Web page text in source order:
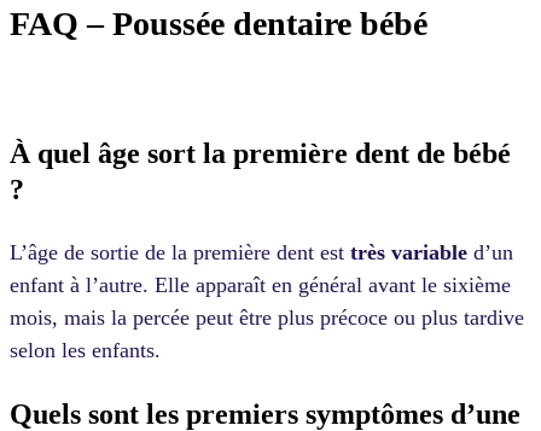
FAQ – Poussée dentaire bébé
À quel âge sort la première dent de bébé
?
L’âge de sortie de la première dent est très variable d’un
enfant à l’autre. Elle apparaît en général avant le sixième
mois, mais la percée peut être plus précoce ou plus tardive
selon les enfants.
Quels sont les premiers symptômes d’une